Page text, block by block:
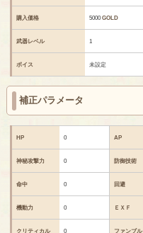
購入価格 5000GOLD
武器レベル 1
ボイス 未設定
補正パラメータ
HP 0 AP
神秘攻撃力 0 防御技術
命中 0 回避
機動力 0 ＥＸＦ
クリティカル 0 ファンブル